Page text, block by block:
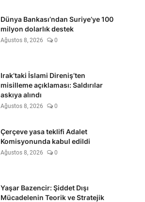
Dünya Bankası’ndan Suriye’ye 100
milyon dolarlık destek
Ağustos 8, 2026 0
Irak’taki İslami Direniş’ten
misilleme açıklaması: Saldırılar
askıya alındı
Ağustos 8, 2026 0
Çerçeve yasa teklifi Adalet
Komisyonunda kabul edildi
Ağustos 8, 2026 0
Yaşar Bazencir: Şiddet Dışı
Mücadelenin Teorik ve Stratejik